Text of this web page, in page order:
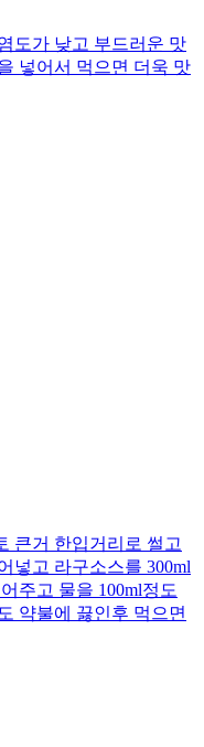
도가 낮고 부드러운 맛
넣어서 먹으면 더욱 맛
큰거 한입거리로 썰고
넣고 라구소스를 300ml
주고 물을 100ml정도
약불에 끓인후 먹으면